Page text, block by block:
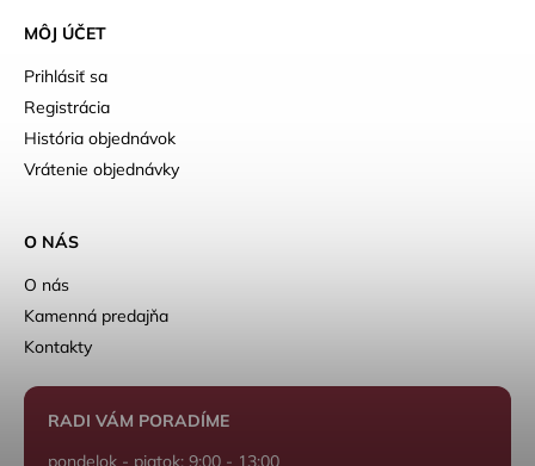
MÔJ ÚČET
Prihlásiť sa
Registrácia
História objednávok
Vrátenie objednávky
O NÁS
O nás
Kamenná predajňa
Kontakty
RADI VÁM PORADÍME